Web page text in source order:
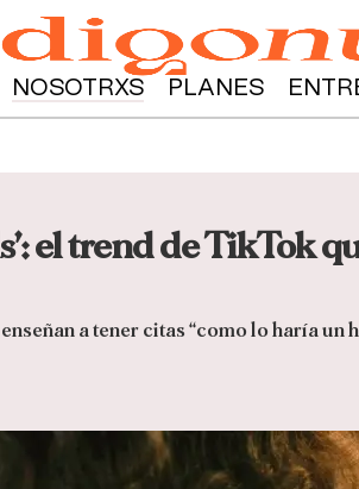
NOSOTRXS PLANES
el trend de TikTok
a tener citas “como lo haría un